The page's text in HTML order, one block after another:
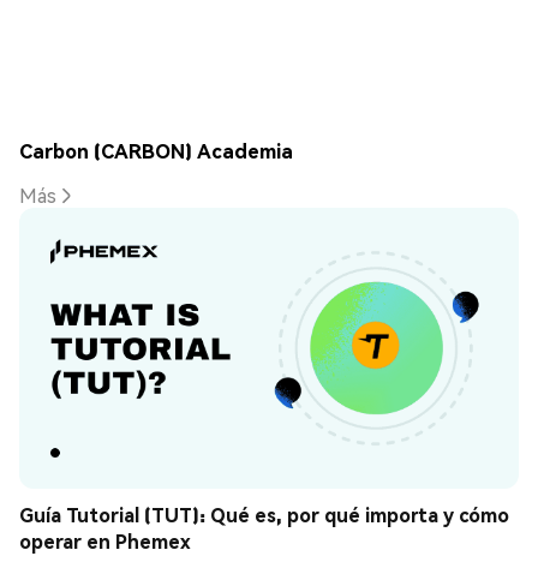
Carbon (CARBON) Academia
Más
Guía Tutorial (TUT): Qué es, por qué importa y cómo
operar en Phemex